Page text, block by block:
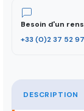
Besoin d'un
+33 (0)2 37 52 97
DESCRIPTION